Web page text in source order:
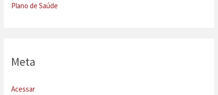
Plano de Saúde
Meta
Acessar